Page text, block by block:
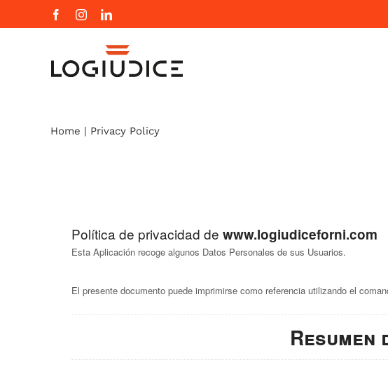
to
FacebookInstagramLinkedIn
Home | Privacy Policy
Política de privacidad de www.logiudiceforni.com
Esta Aplicación recoge algunos Datos Personales de sus Usuarios.
El presente documento puede imprimirse como referencia utilizando el